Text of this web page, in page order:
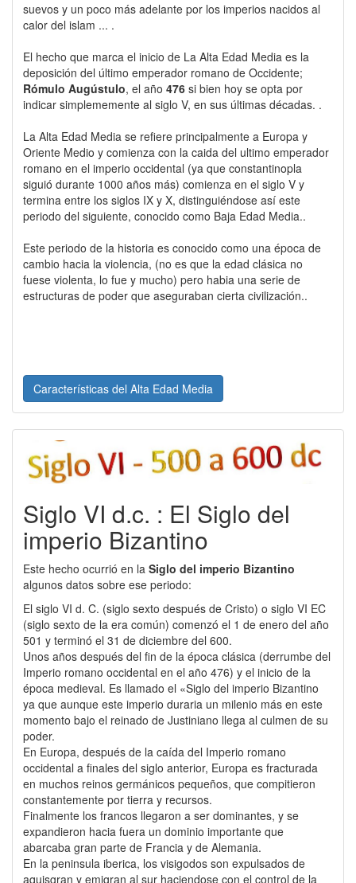
suevos y un poco más adelante por los imperios nacidos al
calor del islam ... .
El hecho que marca el inicio de La Alta Edad Media es la
deposición del último emperador romano de Occidente;
Rómulo Augústulo, el año 476 si bien hoy se opta por
indicar simplememente al siglo V, en sus últimas décadas. .
La Alta Edad Media se refiere principalmente a Europa y
Oriente Medio y comienza con la caida del ultimo emperador
romano en el imperio occidental (ya que constantinopla
siguió durante 1000 años más) comienza en el siglo V y
termina entre los siglos IX y X, distinguiéndose así este
periodo del siguiente, conocido como Baja Edad Media..
Este periodo de la historia es conocido como una época de
cambio hacia la violencia, (no es que la edad clásica no
fuese violenta, lo fue y mucho) pero habia una serie de
estructuras de poder que aseguraban cierta civilización..
Características del Alta Edad Media
Siglo VI d.c. : El Siglo del
imperio Bizantino
Este hecho ocurrió en la Siglo del imperio Bizantino
algunos datos sobre ese periodo:
El siglo VI d. C. (siglo sexto después de Cristo) o siglo VI EC
(siglo sexto de la era común) comenzó el 1 de enero del año
501 y terminó el 31 de diciembre del 600.
Unos años después del fin de la época clásica (derrumbe del
Imperio romano occidental en el año 476) y el inicio de la
época medieval. Es llamado el «Siglo del imperio Bizantino
ya que aunque este imperio duraria un milenio más en este
momento bajo el reinado de Justiniano llega al culmen de su
poder.
En Europa, después de la caída del Imperio romano
occidental a finales del siglo anterior, Europa es fracturada
en muchos reinos germánicos pequeños, que compitieron
constantemente por tierra y recursos.
Finalmente los francos llegaron a ser dominantes, y se
expandieron hacia fuera un dominio importante que
abarcaba gran parte de Francia y de Alemania.
En la peninsula iberica, los visigodos son expulsados de
aquisgran y emigran al sur haciendose con el control de la